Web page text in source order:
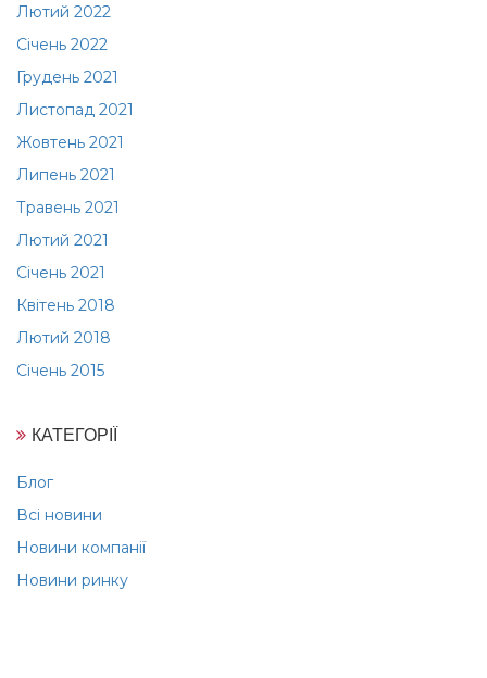
Лютий 2022
Січень 2022
Грудень 2021
Листопад 2021
Жовтень 2021
Липень 2021
Травень 2021
Лютий 2021
Січень 2021
Квітень 2018
Лютий 2018
Січень 2015
КАТЕГОРІЇ
Блог
Всі новини
Новини компанії
Новини ринку